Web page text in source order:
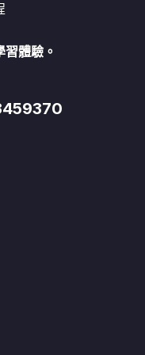
體驗。